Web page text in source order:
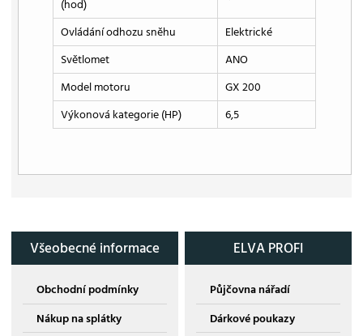
(hod)
Ovládání odhozu sněhu
Elektrické
Světlomet
ANO
Model motoru
GX 200
Výkonová kategorie (HP)
6,5
Všeobecné informace
Obchodní podmínky
Nákup na splátky
ELVA PROFI
Půjčovna nářadí
Dárkové poukazy